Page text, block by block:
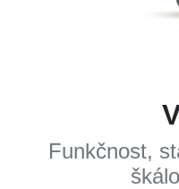
Funkčnost,